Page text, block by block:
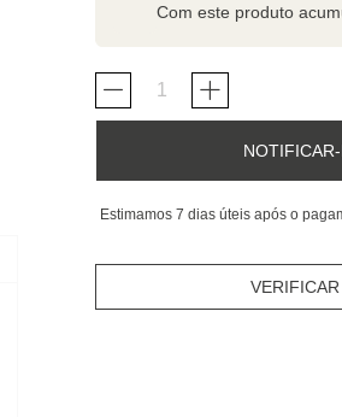
Com este produto
Estimamos 7 dias úteis após o